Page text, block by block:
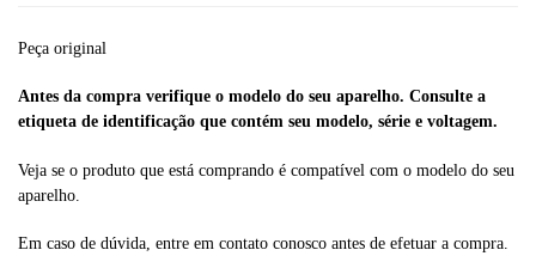
Peça original
Antes da compra verifique o modelo do seu aparelho. Consulte a
etiqueta de identificação que contém seu modelo, série e voltagem.
Veja se o produto que está comprando é compatível com o modelo do seu
aparelho.
Em caso de dúvida, entre em contato conosco antes de efetuar a compra.